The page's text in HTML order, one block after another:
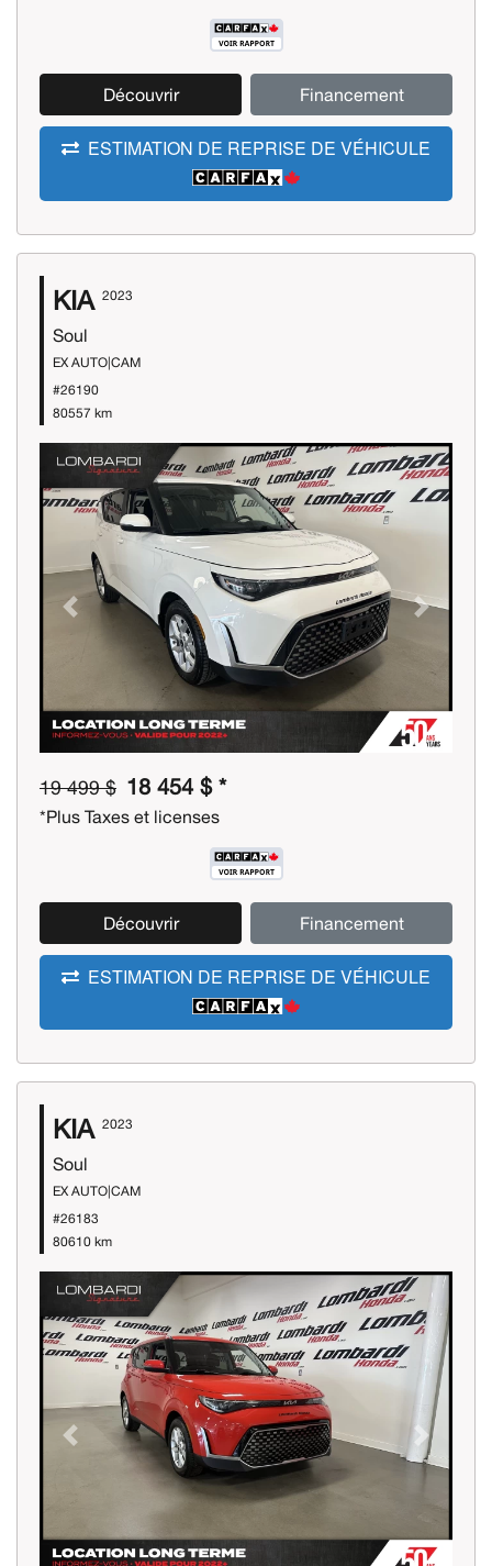
Découvrir Financement
ESTIMATION DE REPRISE DE VÉHICULE
KIA 2023
Soul
EX AUTO|CAM
#26190
80557 km
Previous Next
19 499 $ 18 454 $ *
*Plus Taxes et licenses
Découvrir Financement
ESTIMATION DE REPRISE DE VÉHICULE
KIA 2023
Soul
EX AUTO|CAM
#26183
80610 km
Previous Next